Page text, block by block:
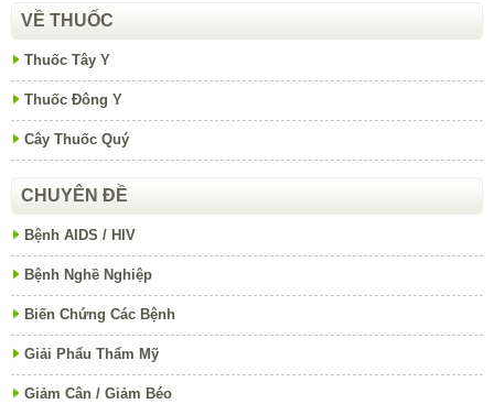
VỀ THUỐC
Thuốc Tây Y
Thuốc Đông Y
Cây Thuốc Quý
CHUYÊN ĐỀ
Bệnh AIDS / HIV
Bệnh Nghề Nghiệp
Biến Chứng Các Bệnh
Giải Phẩu Thẩm Mỹ
Giảm Cân / Giảm Béo